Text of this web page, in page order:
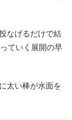
なげるだけで結
ていく展開の早
太い棒が水面を